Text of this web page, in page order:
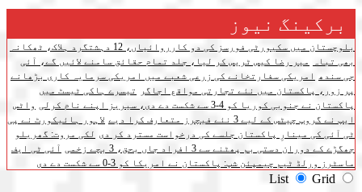
برکینگ نیوز
بلوچستان میں سکیورٹی فورسز کی دو کارروائیاں، 12 دہشتگرد ہلاک، ٹھکانہ
بھی تباہ
میر رضا کیس ٹریس کر لیا، جلد تمام حقائق سامنے لائیں گے، آئی
جی سندھ امریکی سفارتخانے کی زرعی شعبے میں امریکی سرمایہ کاری بڑھانے
پر زور، پاکستان میں نئے تجارتی مواقع اجاگر
تیسرے ہاکی ٹیسٹ میں
پاکستان نے جنوبی کوریا کو 4-3 سے شکست دے دی، سیریز اپنے نام کرلی
واٹس
ایپ نے گروپ چیٹس کے لیے 3 نئے فیچرز متعارف کرا دیے
لاہور ہائیکورٹ نے پی
ٹی آئی کی مینارِ پاکستان جلسے کی درخواست مسترد کر دی لکی مروت: گھریلو
جھگڑے کے دوران دستی بم پھٹنے سے 3 افراد جاں بحق، 3 بچے زخمی
آئی ٹی ایف
ماسٹرز ورلڈ ٹیم چیمپئن شپ: پاکستان نے امریکا کو 3-0 سے شکست دے دی
List Grid